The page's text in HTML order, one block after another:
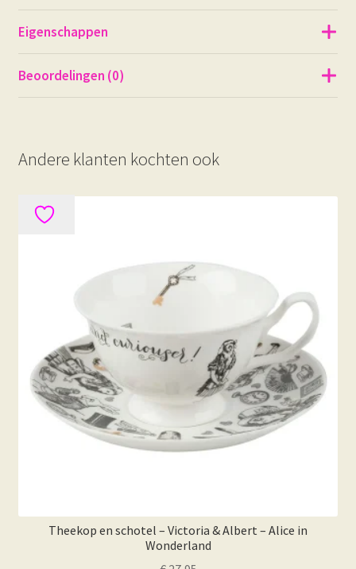
Eigenschappen
Beoordelingen (0)
Andere klanten kochten ook
Theekop en schotel – Victoria & Albert – Alice in
Wonderland